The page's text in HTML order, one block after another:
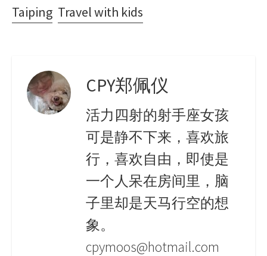
Taiping Travel with kids
CPY郑佩仪
活力四射的射手座女孩
可是静不下来，喜欢旅
行，喜欢自由，即使是
一个人呆在房间里，脑
子里却是天马行空的想
象。
cpymoos@hotmail.com